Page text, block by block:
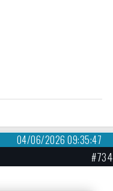
04/06/2026 09:35:47
#734